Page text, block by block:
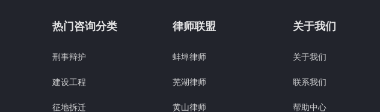
热门咨询分类
刑事辩护
建设工程
征地拆迁
律师联盟
蚌埠律师
芜湖律师
黄山律师
关于我们
关于我们
联系我们
帮助中心